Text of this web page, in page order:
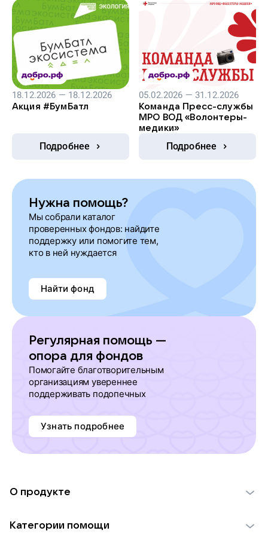
18.12.2026 — 18.12.2026
Акция #БумБатл
Подробнее
05.02.2026 — 31.12.2026
Команда Пресс-службы
МРО ВОД «Волонтеры-
медики»
Подробнее
Нужна помощь?
Мы собрали каталог
проверенных фондов: найдите
поддержку или помогите тем,
кто в ней нуждается
Найти фонд
Регулярная помощь —
опора для фондов
Помогайте благотворительным
организациям увереннее
поддерживать подопечных
Узнать подробнее
О продукте
Категории помощи